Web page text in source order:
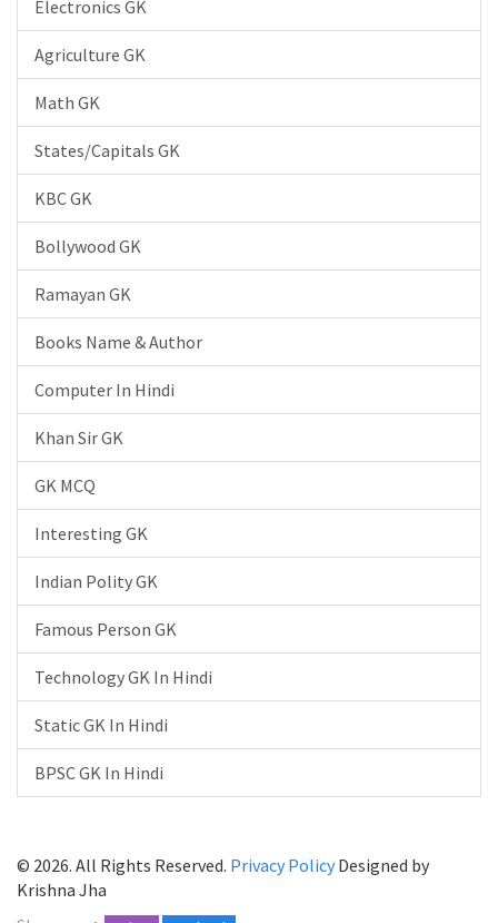
Electronics GK
Agriculture GK
Math GK
States/Capitals GK
KBC GK
Bollywood GK
Ramayan GK
Books Name & Author
Computer In Hindi
Khan Sir GK
GK MCQ
Interesting GK
Indian Polity GK
Famous Person GK
Technology GK In Hindi
Static GK In Hindi
BPSC GK In Hindi
© 2026. All Rights Reserved. Privacy PolicyDesigned by
Krishna Jha